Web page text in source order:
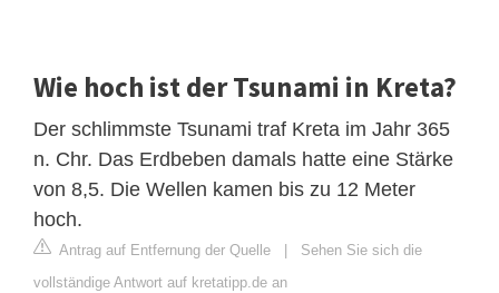
Wie hoch ist der Tsunami in Kreta?
Der schlimmste Tsunami traf Kreta im Jahr 365
n. Chr. Das Erdbeben damals hatte eine Stärke
von 8,5. Die Wellen kamen bis zu 12 Meter
hoch.
Antrag auf Entfernung der Quelle | Sehen Sie sich die
vollständige Antwort auf kretatipp.de an